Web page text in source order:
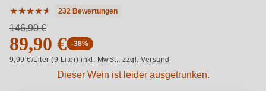
★★★★★
★ 232 Bewertungen
146,90 €
89,90 € -38%
9,99 €/Liter (9 Liter) inkl. MwSt.,zzgl.Versand
Dieser Wein ist leider ausgetrunken.